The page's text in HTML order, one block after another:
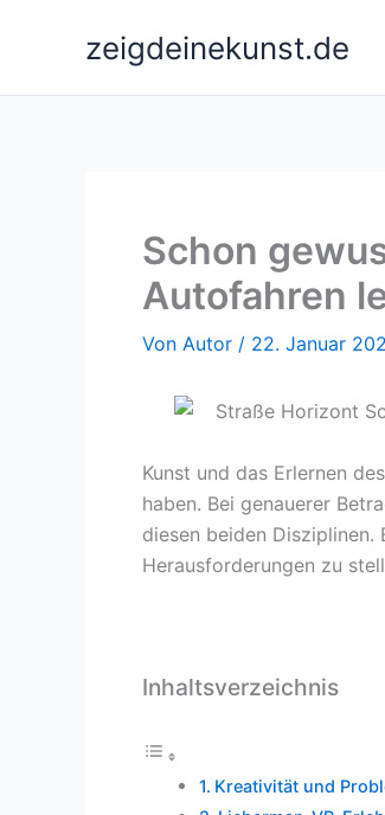
zeigdeinekunst.de
Schon
Autofahren
Von Autor / 22. Januar
Kunst und das Erlernen
haben. Bei genauerer
diesen beiden
Herausforderungen zu
Inhaltsverzeichnis
Kreativität und